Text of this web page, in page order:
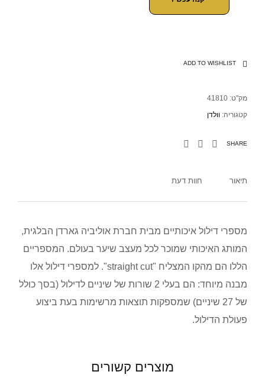
ADD TO WISHLIST
מק"ט: 41810
קטגוריה: וולדן
SHARE
תיאור חוות דעת
מספרי דילול איכותיים מבית חברת אוליביה גארדן הבלגית,
המותג האיכותי שמוכר לכל מעצב שיער בעולם. המספריים
הללו הם מהקו המצליח "straight cut". למספרי דילול אלו
מבנה מיוחד: הם בעלי 2 שורות של שיניים לדילול (בסך כולל
של 27 שיניים) שמספקות תוצאות מרשימות בעת ביצוע
פעולת הדילול.
מוצרים קשורים